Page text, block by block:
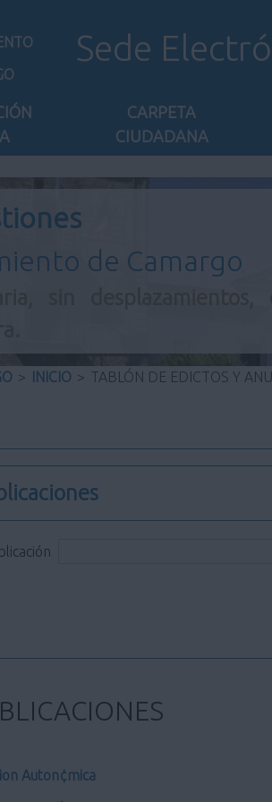
Sede
CARPETA
CIUDADANA
de Camargo
> INICIO > TABLÓN DE EDICTOS Y
Auton¢mica